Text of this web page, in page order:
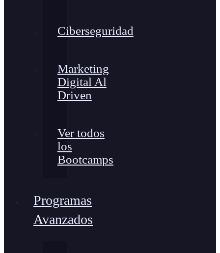
Ciberseguridad
Marketing
Digital Al
Driven
Ver todos
los
Bootcamps
Programas
Avanzados